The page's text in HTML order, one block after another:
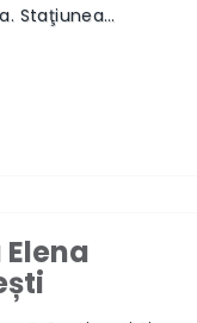
Staţiunea…